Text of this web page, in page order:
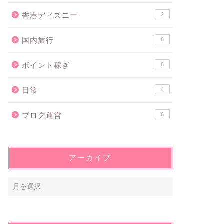
香港ディズニー 2
国内旅行 6
ポイント稼ぎ 6
日常 4
ブログ運営 6
アーカイブ